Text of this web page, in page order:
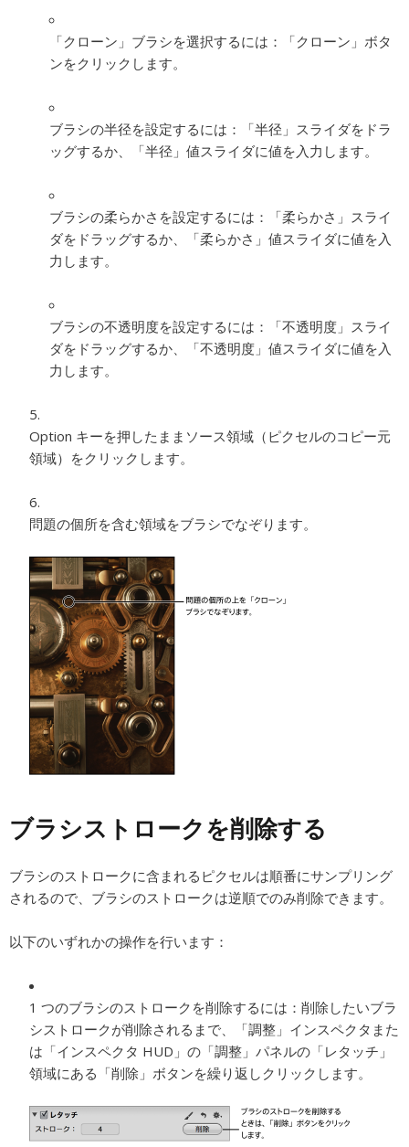
「クローン」ブラシを選択するには：
「クローン」ボタ
ンをクリックします。
ブラシの半径を設定するには：
「半径」スライダをドラ
ッグするか、「半径」値スライダに値を入力します。
ブラシの柔らかさを設定するには：
「柔らかさ」スライ
ダをドラッグするか、「柔らかさ」値スライダに値を入
力します。
ブラシの不透明度を設定するには：
「不透明度」スライ
ダをドラッグするか、「不透明度」値スライダに値を入
力します。
Option キーを押したままソース領域（ピクセルのコピー元
領域）をクリックします。
問題の個所を含む領域をブラシでなぞります。
ブラシストロークを削除する
ブラシのストロークに含まれるピクセルは順番にサンプリング
されるので、ブラシのストロークは逆順でのみ削除できます。
以下のいずれかの操作を行います：
1 つのブラシのストロークを削除するには： 削除したいブラ
シストロークが削除されるまで、「調整」インスペクタまた
は「インスペクタ HUD」の「調整」パネルの「レタッチ」
領域にある「削除」ボタンを繰り返しクリックします。